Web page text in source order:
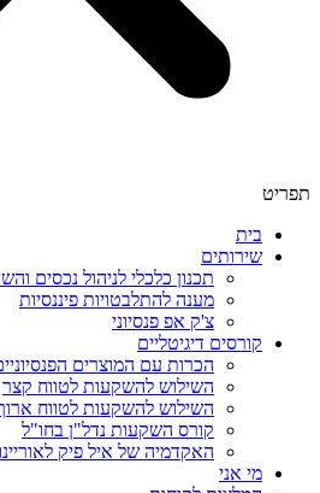
תפריט
בית
שירותים
תכנון כלכלי לניהול נכסים
מענה להתלבטויות פיננסיות
צ'ק אפ פנסיוני
קורסים דיגיטליים
הכרות עם המוצרים
השילוש להשקעות לטווח קצר
השילוש להשקעות לטווח
קורס השקעות נדל"ן בחו"ל
האקדמיה של איל פיק
מי אני